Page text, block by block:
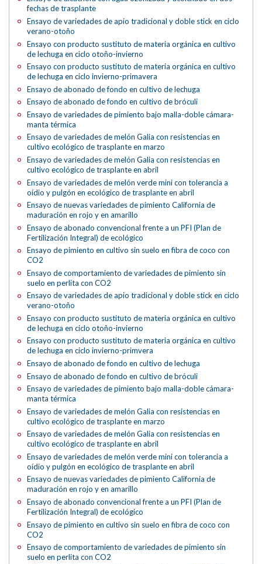
fechas de trasplante
Ensayo de variedades de apio tradicional y doble stick en ciclo
verano-otoño
Ensayo con producto sustituto de materia orgánica en cultivo
de lechuga en ciclo otoño-invierno
Ensayo con producto sustituto de materia orgánica en cultivo
de lechuga en ciclo invierno-primavera
Ensayo de abonado de fondo en cultivo de lechuga
Ensayo de abonado de fondo en cultivo de bróculi
Ensayo de variedades de pimiento bajo malla-doble cámara-
manta térmica
Ensayo de variedades de melón Galia con resistencias en
cultivo ecológico de trasplante en marzo
Ensayo de variedades de melón Galia con resistencias en
cultivo ecológico de trasplante en abril
Ensayo de variedades de melón verde mini con tolerancia a
oídio y pulgón en ecológico de trasplante en abril
Ensayo de nuevas variedades de pimiento California de
maduración en rojo y en amarillo
Ensayo de abonado convencional frente a un PFI (Plan de
Fertilización Integral) de ecológico
Ensayo de pimiento en cultivo sin suelo en fibra de coco con
CO2
Ensayo de comportamiento de variedades de pimiento sin
suelo en perlita con CO2
Ensayo de variedades de apio tradicional y doble stick en ciclo
verano-otoño
Ensayo con producto sustituto de materia orgánica en cultivo
de lechuga en ciclo otoño-invierno
Ensayo con producto sustituto de materia orgánica en cultivo
de lechuga en ciclo invierno-primvera
Ensayo de abonado de fondo en cultivo de lechuga
Ensayo de abonado de fondo en cultivo de bróculi
Ensayo de variedades de pimiento bajo malla-doble cámara-
manta térmica
Ensayo de variedades de melón Galia con resistencias en
cultivo ecológico de trasplante en marzo
Ensayo de variedades de melón Galia con resistencias en
cultivo ecológico de trasplante en abril
Ensayo de variedades de melón verde mini con tolerancia a
oídio y pulgón en ecológico de trasplante en abril
Ensayo de nuevas variedades de pimiento California de
maduración en rojo y en amarillo
Ensayo de abonado convencional frente a un PFI (Plan de
Fertilización Integral) de ecológico
Ensayo de pimiento en cultivo sin suelo en fibra de coco con
CO2
Ensayo de comportamiento de variedades de pimiento sin
suelo en perlita con CO2